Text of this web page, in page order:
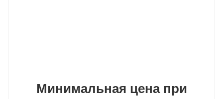
Минимальная цена при